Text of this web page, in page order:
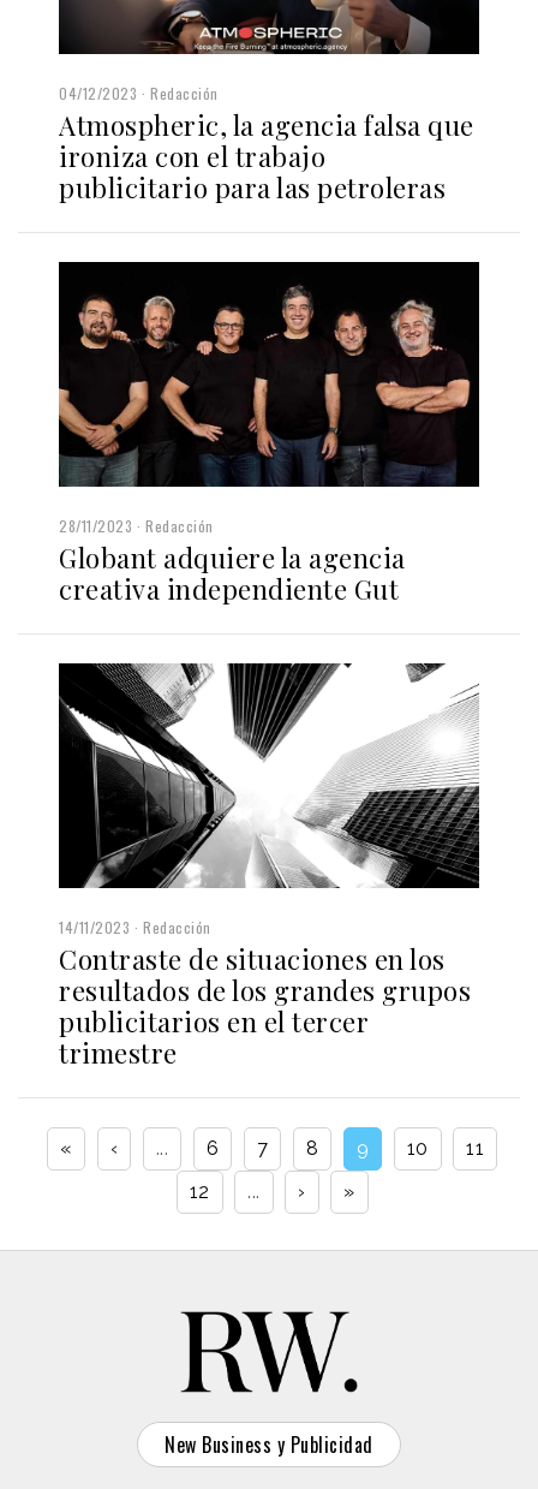
04/12/2023 Redacción
Atmospheric, la agencia falsa que
ironiza con el trabajo
publicitario para las petroleras
28/11/2023 Redacción
Globant adquiere la agencia
creativa independiente Gut
14/11/2023 Redacción
Contraste de situaciones en los
resultados de los grandes grupos
publicitarios en el tercer
trimestre
« ‹ ... 6 7 8 9 10
11
12
... › »
New Business y Publicidad